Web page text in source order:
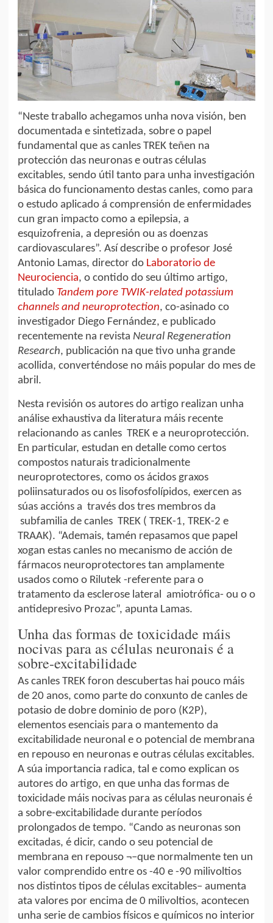
“Neste traballo achegamos unha nova visión, ben
documentada e sintetizada, sobre o papel
fundamental que as canles TREK teñen na
protección das neuronas e outras células
excitables, sendo útil tanto para unha investigación
básica do funcionamento destas canles, como para
o estudo aplicado á comprensión de enfermidades
cun gran impacto como a epilepsia, a
esquizofrenia, a depresión ou as doenzas
cardiovasculares”. Así describe o profesor José
Antonio Lamas, director do Laboratorio de
Neurociencia, o contido do seu último artigo,
titulado Tandem pore TWIK-related potassium
channels and neuroprotection, co-asinado co
investigador Diego Fernández, e publicado
recentemente na revista Neural Regeneration
Research, publicación na que tivo unha grande
acollida, converténdose no máis popular do mes de
abril.
Nesta revisión os autores do artigo realizan unha
análise exhaustiva da literatura máis recente
relacionando as canles TREK e a neuroprotección.
En particular, estudan en detalle como certos
compostos naturais tradicionalmente
neuroprotectores, como os ácidos graxos
poliinsaturados ou os lisofosfolípidos, exercen as
súas accións a través dos tres membros da
subfamilia de canles TREK ( TREK-1, TREK-2 e
TRAAK). “Ademais, tamén repasamos que papel
xogan estas canles no mecanismo de acción de
fármacos neuroprotectores tan amplamente
usados como o Rilutek -referente para o
tratamento da esclerose lateral amiotrófica- ou o o
antidepresivo Prozac”, apunta Lamas.
Unha das formas de toxicidade máis
nocivas para as células neuronais é a
sobre-excitabilidade
As canles TREK foron descubertas hai pouco máis
de 20 anos, como parte do conxunto de canles de
potasio de dobre dominio de poro (K2P),
elementos esenciais para o mantemento da
excitabilidade neuronal e o potencial de membrana
en repouso en neuronas e outras células excitables.
A súa importancia radica, tal e como explican os
autores do artigo, en que unha das formas de
toxicidade máis nocivas para as células neuronais é
a sobre-excitabilidade durante períodos
prolongados de tempo. “Cando as neuronas son
excitadas, é dicir, cando o seu potencial de
membrana en repouso ¬–que normalmente ten un
valor comprendido entre os -40 e -90 milivoltios
nos distintos tipos de células excitables– aumenta
ata valores por encima de 0 milivoltios, acontecen
unha serie de cambios físicos e químicos no interior